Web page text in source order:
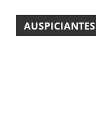
AUSPICIANTES